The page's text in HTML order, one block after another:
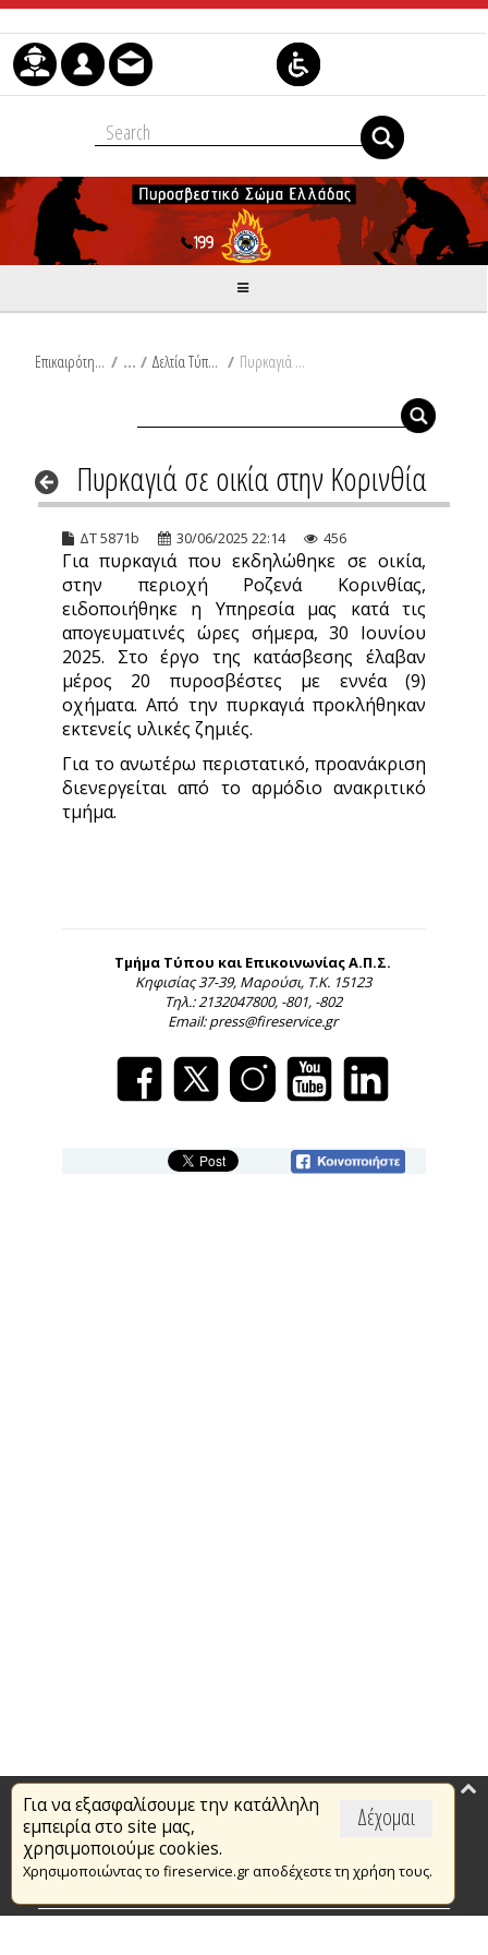
Μετάβαση στο περιεχόμενο
Επικαιρότητα / Δελτία Τύπου / Πυρκαγιά σε οικία στην Κορινθία
Πυρκαγιά σε οικία στην Κορινθία
ΔΤ 5871b 30/06/2025 22:14 456
Για πυρκαγιά που εκδηλώθηκε σε οικία,
στην περιοχή Ροζενά Κορινθίας,
ειδοποιήθηκε η Υπηρεσία μας κατά τις
απογευματινές ώρες σήμερα, 30 Ιουνίου
2025. Στο έργο της κατάσβεσης έλαβαν
μέρος 20 πυροσβέστες με εννέα (9)
οχήματα. Από την πυρκαγιά προκλήθηκαν
εκτενείς υλικές ζημιές.
Για το ανωτέρω περιστατικό, προανάκριση
διενεργείται από το αρμόδιο ανακριτικό
τμήμα.
Τμήμα Τύπου και Επικοινωνίας Α.Π.Σ.
Κηφισίας 37-39, Μαρούσι, Τ.Κ. 15123
Τηλ.: 2132047800, -801, -802
Email: press@fireservice.gr
Δέχομαι
Για να εξασφαλίσουμε την κατάλληλη
εμπειρία στο site μας,
χρησιμοποιούμε cookies.
Χρησιμοποιώντας το fireservice.gr αποδέχεστε τη χρήση τους.
Επικαιρότητα
Το Πυροσβεστικό Σώμα